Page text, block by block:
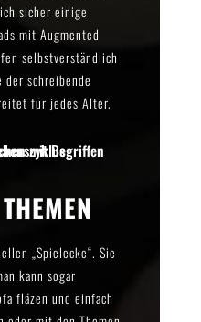
sicher einige
mit Augmented
selbstverständlich
schreibende
für jedes Alter.
„Spielecke“. Sie
kann sogar
fläzen und einfach